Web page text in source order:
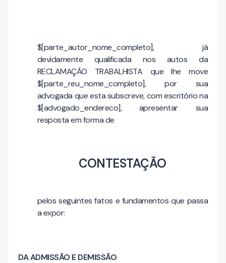
$[parte_autor_nome_completo], já
devidamente qualificada nos autos da
RECLAMAÇÃO TRABALHISTA que lhe move
$[parte_reu_nome_completo], por sua
advogada que esta subscreve, com escritório na
$[advogado_endereco], apresentar sua
resposta em forma de
CONTESTAÇÃO
pelos seguintes fatos e fundamentos que passa
a expor:
DA ADMISSÃO E DEMISSÃO